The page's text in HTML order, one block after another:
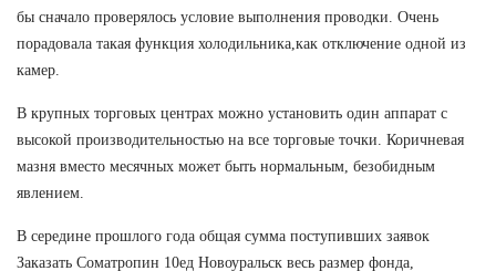
бы сначало проверялось условие выполнения проводки. Очень
порадовала такая функция холодильника,как отключение одной из
камер.
В крупных торговых центрах можно установить один аппарат с
высокой производительностью на все торговые точки. Коричневая
мазня вместо месячных может быть нормальным, безобидным
явлением.
В середине прошлого года общая сумма поступивших заявок
Заказать Cоматропин 10ед Новоуральск весь размер фонда,